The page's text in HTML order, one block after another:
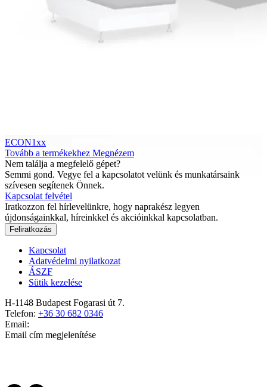
ECON1xx
Tovább a termékekhez Megnézem
Nem találja a megfelelő gépet?
Semmi gond. Vegye fel a kapcsolatot velünk és munkatársaink
szívesen segítenek Önnek.
Kapcsolat felvétel
Iratkozzon fel hírlevelünkre, hogy naprakész legyen
újdonságainkkal, híreinkkel és akcióinkkal kapcsolatban.
Feliratkozás
Kapcsolat
Adatvédelmi nyilatkozat
ÁSZF
Sütik kezelése
H-1148 Budapest Fogarasi út 7.
Telefon: +36 30 682 0346
Email:
Email cím megjelenítése